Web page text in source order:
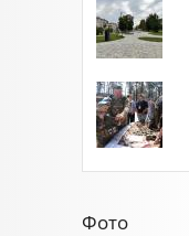
Фото